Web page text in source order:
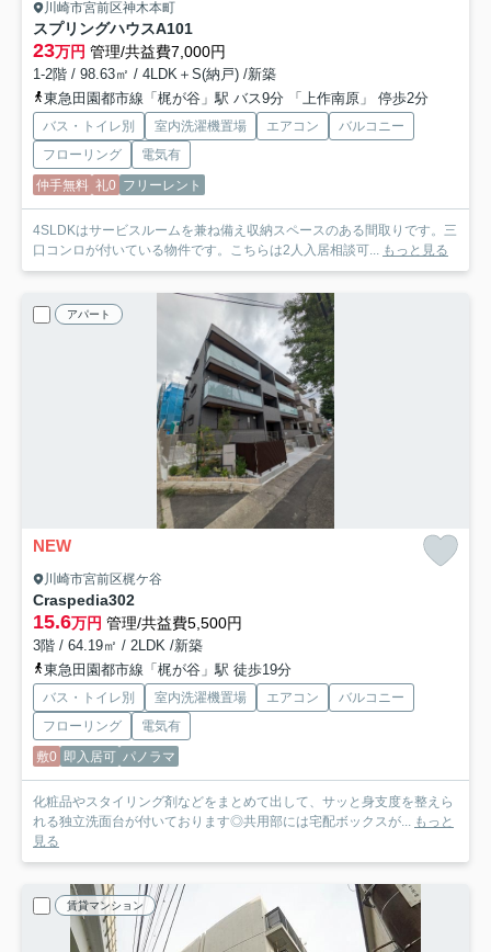
川崎市宮前区神木本町
スプリングハウスA101
23万円 管理/共益費7,000円
1-2階 / 98.63㎡ / 4LDK＋S(納戸) /新築
東急田園都市線「梶が谷」駅 バス9分 「上作南原」 停歩2分
バス・トイレ別 室内洗濯機置場 エアコン
バルコニー
フローリング
電気有
仲手無料 礼0 フリーレント
4SLDKはサービスルームを兼ね備え収納スペースのある間取りです。三
口コンロが付いている物件です。こちらは2人入居相談可... もっと見る
アパート
NEW
川崎市宮前区梶ケ谷
Craspedia302
15.6万円 管理/共益費5,500円
3階 / 64.19㎡ / 2LDK /新築
東急田園都市線「梶が谷」駅 徒歩19分
バス・トイレ別 室内洗濯機置場 エアコン
バルコニー
フローリング
電気有
敷0 即入居可 パノラマ
化粧品やスタイリング剤などをまとめて出して、サッと身支度を整えら
れる独立洗面台が付いております◎共用部には宅配ボックスが... もっと
見る
賃貸マンション